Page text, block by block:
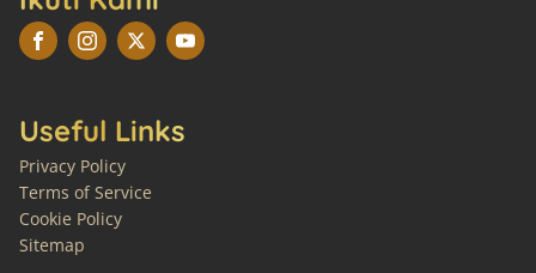
Useful Links
Privacy Policy
Terms of Service
Cookie Policy
Sitemap